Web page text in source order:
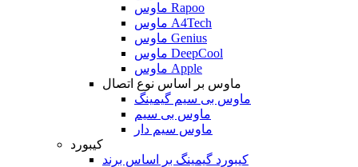
ماوس Rapoo
ماوس A4Tech
ماوس Genius
ماوس DeepCool
ماوس Apple
ماوس بر اساس نوع اتصال
ماوس بی سیم گیمینگ
ماوس بی سیم
ماوس سیم دار
کیبورد
کیبورد گیمینگ بر اساس برند